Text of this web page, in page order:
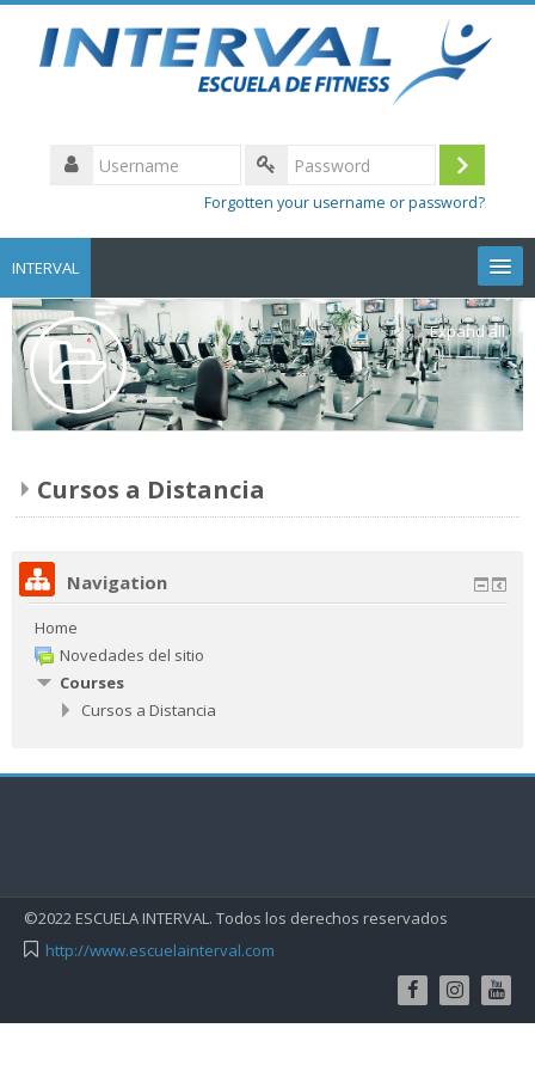
Username
Log
Forgotten your username or password?
INTERVAL
Volver a la web
Expand all
Cursos a Distancia
Navigation
Home
Novedades del sitio
Courses
Cursos a Distancia
©2022 ESCUELA INTERVAL. Todos los derechos reservados
http://www.escuelainterval.com